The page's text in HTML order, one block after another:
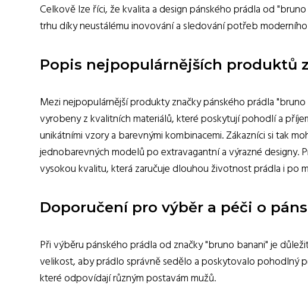
Celkově lze říci, že kvalita a design pánského prádla od
trhu díky neustálému inovování a sledování potřeb
Popis nejpopulárnějších produktů
Mezi nejpopulárnější produkty značky pánského prádla
vyrobeny z kvalitních materiálů, které poskytují pohodlí a
unikátními vzory a barevnými kombinacemi. Zákazníci si tak
jednobarevných modelů po extravagantní a výrazné
vysokou kvalitu, která zaručuje dlouhou životnost prádla i po
Doporučení pro výběr a péči o
Při výběru pánského prádla od značky "bruno banani" je
velikost, aby prádlo správně sedělo a poskytovalo pohodlný
které odpovídají různým postavám mužů.